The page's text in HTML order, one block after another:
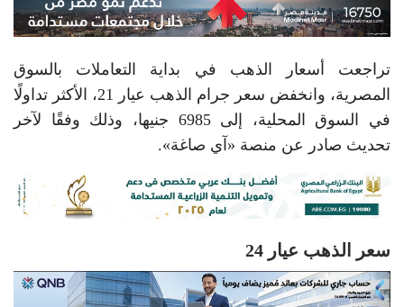
تراجعت أسعار الذهب في بداية التعاملات بالسوق
المصرية، وانخفض سعر جرام الذهب عيار 21، الأكثر تداولًا
في السوق المحلية، إلى 6985 جنيها، وذلك وفقًا لآخر
تحديث صادر عن منصة «آي صاغة».
سعر الذهب عيار 24